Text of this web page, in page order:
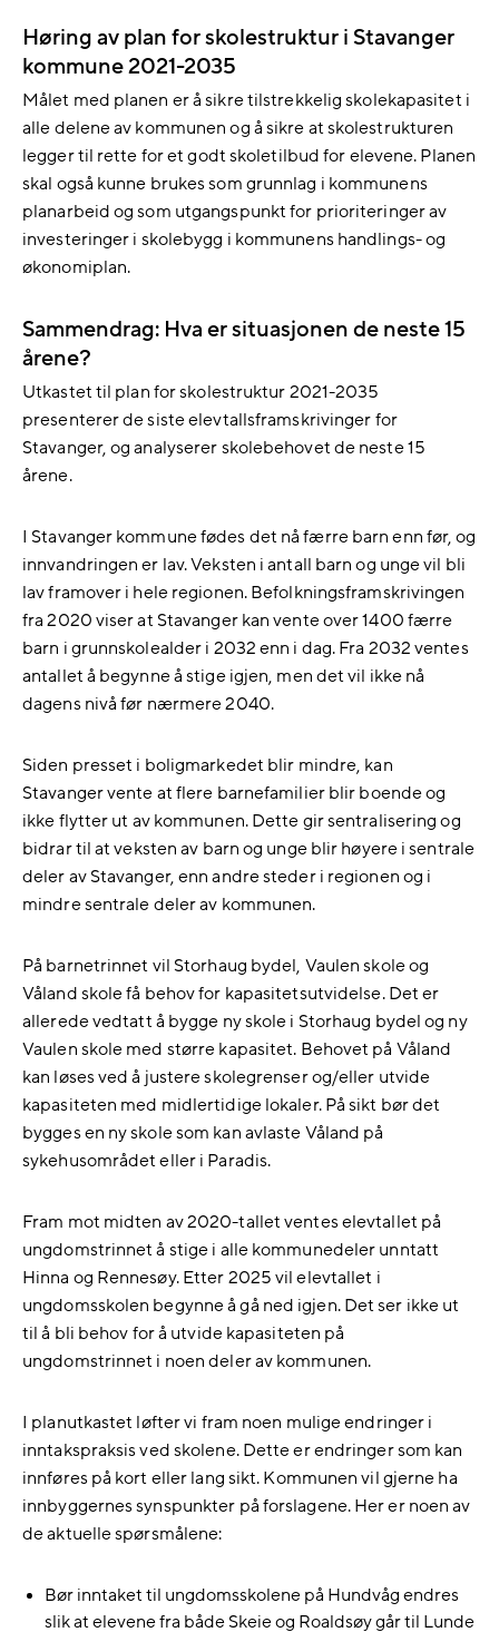
Høring av plan for skolestruktur i Stavanger
kommune 2021-2035
Målet med planen er å sikre tilstrekkelig skolekapasitet i
alle delene av kommunen og å sikre at skolestrukturen
legger til rette for et godt skoletilbud for elevene. Planen
skal også kunne brukes som grunnlag i kommunens
planarbeid og som utgangspunkt for prioriteringer av
investeringer i skolebygg i kommunens handlings- og
økonomiplan.
Sammendrag: Hva er situasjonen de neste 15
årene?
Utkastet til plan for skolestruktur 2021-2035
presenterer de siste elevtallsframskrivinger for
Stavanger, og analyserer skolebehovet de neste 15
årene.
I Stavanger kommune fødes det nå færre barn enn før, og
innvandringen er lav. Veksten i antall barn og unge vil bli
lav framover i hele regionen. Befolkningsframskrivingen
fra 2020 viser at Stavanger kan vente over 1400 færre
barn i grunnskolealder i 2032 enn i dag. Fra 2032 ventes
antallet å begynne å stige igjen, men det vil ikke nå
dagens nivå før nærmere 2040.
Siden presset i boligmarkedet blir mindre, kan
Stavanger vente at flere barnefamilier blir boende og
ikke flytter ut av kommunen. Dette gir sentralisering og
bidrar til at veksten av barn og unge blir høyere i sentrale
deler av Stavanger, enn andre steder i regionen og i
mindre sentrale deler av kommunen.
På barnetrinnet vil Storhaug bydel, Vaulen skole og
Våland skole få behov for kapasitetsutvidelse. Det er
allerede vedtatt å bygge ny skole i Storhaug bydel og ny
Vaulen skole med større kapasitet. Behovet på Våland
kan løses ved å justere skolegrenser og/eller utvide
kapasiteten med midlertidige lokaler. På sikt bør det
bygges en ny skole som kan avlaste Våland på
sykehusområdet eller i Paradis.
Fram mot midten av 2020-tallet ventes elevtallet på
ungdomstrinnet å stige i alle kommunedeler unntatt
Hinna og Rennesøy. Etter 2025 vil elevtallet i
ungdomsskolen begynne å gå ned igjen. Det ser ikke ut
til å bli behov for å utvide kapasiteten på
ungdomstrinnet i noen deler av kommunen.
I planutkastet løfter vi fram noen mulige endringer i
inntakspraksis ved skolene. Dette er endringer som kan
innføres på kort eller lang sikt. Kommunen vil gjerne ha
innbyggernes synspunkter på forslagene. Her er noen av
de aktuelle spørsmålene:
Bør inntaket til ungdomsskolene på Hundvåg endres
slik at elevene fra både Skeie og Roaldsøy går til Lunde